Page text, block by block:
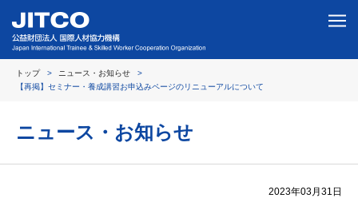
トップ
ニュース・お知らせ
【再掲】セミナー・養成講習お申込みページのリニューアルについて
ニュース・お知らせ
2023年03月31日